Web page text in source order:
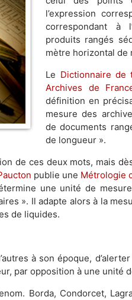
l’expression
correspondant à
produits rangés
mètre horizontal de
Le Dictionnaire de
Archives de
définition en
mesure des
de documents
de longueur ».
de ces deux mots, mais
publie une Métrologie
une unité de
». Il adapte alors à la
de liquides.
à son époque,
par opposition à une unité
Borda, Condorcet,